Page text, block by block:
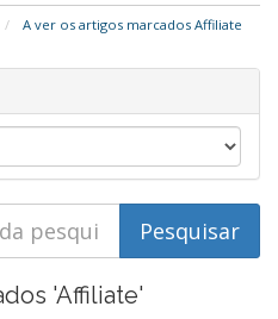
A ver os artigos marcados Affiliate
'Affiliate'